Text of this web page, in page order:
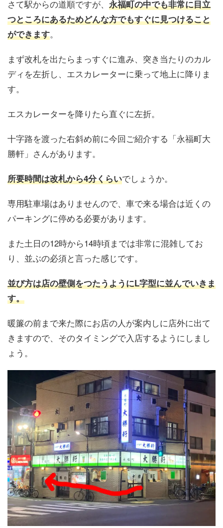
さて駅からの道順ですが、 永福町の中でも非常に目立
つところにあるためどんな方でもすぐに見つけること
ができます。
まず改札を出たらまっすぐに進み、突き当たりのカル
ディを左折し、エスカレーターに乗って地上に降りま
す。
エスカレーターを降りたら直ぐに左折。
十字路を渡った右斜め前に今回ご紹介する「永福町大
勝軒」さんがあります。
所要時間は改札から4分くらいでしょうか。
専用駐車場はありませんので、車で来る場合は近くの
パーキングに停める必要があります。
また土日の12時から14時頃までは非常に混雑してお
り、並ぶの必須と言った感じです。
並び方は店の壁側をつたうようにL字型に並んでいきま
す。
暖簾の前まで来た際にお店の人が案内しに店外に出て
きますので、そのタイミングで入店するようにしまし
ょう。